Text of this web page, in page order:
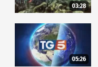
03:28
05:26